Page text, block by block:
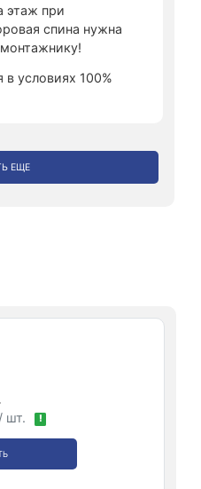
этаж при
спина нужна
в условиях 100%
ЕЩЕ
шт. !